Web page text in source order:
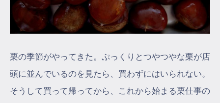
栗の季節がやってきた。ぷっくりとつやつやな栗が店
頭に並んでいるのを見たら、買わずにはいられない。
そうして買って帰ってから、これから始まる栗仕事の